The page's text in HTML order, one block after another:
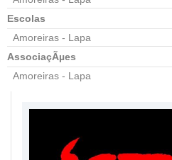
Escolas
Amoreiras - Lapa
AssociaçÃµes
Amoreiras - Lapa